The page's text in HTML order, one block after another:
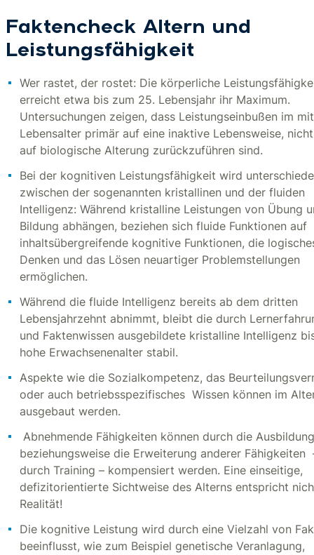
Faktencheck Altern und
Leistungsfähigkeit
Wer rastet, der rostet: Die körperliche
erreicht etwa bis zum 25. Lebensjahr ihr Maximum.
Untersuchungen zeigen, dass Leistungseinbußen im
Lebensalter primär auf eine inaktive Lebensweise,
auf biologische Alterung zurückzuführen sind.
Bei der kognitiven Leistungsfähigkeit wird
zwischen der sogenannten kristallinen und der fluiden
Intelligenz: Während kristalline Leistungen von Übung
Bildung abhängen, beziehen sich fluide Funktionen auf
inhaltsübergreifende kognitive Funktionen, die
Denken und das Lösen neuartiger Problemstellungen
ermöglichen.
Während die fluide Intelligenz bereits ab dem dritten
Lebensjahrzehnt abnimmt, bleibt die durch
und Faktenwissen ausgebildete kristalline Intelligenz
hohe Erwachsenenalter stabil.
Aspekte wie die Sozialkompetenz, das
oder auch betriebsspezifisches Wissen können im
ausgebaut werden.
Abnehmende Fähigkeiten können durch die Ausbildung
beziehungsweise die Erweiterung anderer Fähigkeiten
durch Training – kompensiert werden. Eine einseitige,
defizitorientierte Sichtweise des Alterns entspricht
Realität!
Die kognitive Leistung wird durch eine Vielzahl von
beeinflusst, wie zum Beispiel genetische Veranlagung,